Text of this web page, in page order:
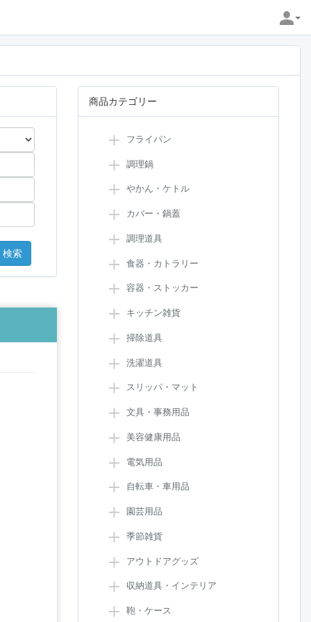
商品カテゴリー
フライパン
調理鍋
やかん・ケトル
カバー・鍋蓋
調理道具
食器・カトラリー
容器・ストッカー
キッチン雑貨
掃除道具
洗濯道具
スリッパ・マット
文具・事務用品
美容健康用品
電気用品
自転車・車用品
園芸用品
季節雑貨
アウトドアグッズ
収納道具・インテリア
鞄・ケース